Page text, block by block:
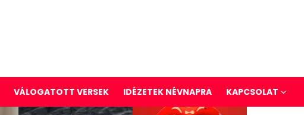
VÁLOGATOTT VERSEK IDÉZETEK NÉVNAPRA KAPCSOLAT